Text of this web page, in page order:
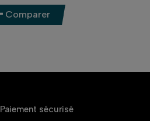
Comparer
Paiement sécurisé